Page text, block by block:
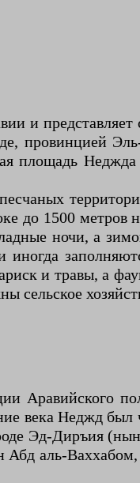
и
провинцией
Неджда
до 1500
ночи, а
и травы, а
сельское
Аравийского
века Неджд
Эд-Диръия
аль-